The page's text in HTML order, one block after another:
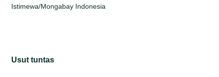
Istimewa/Mongabay Indonesia
Usut tuntas